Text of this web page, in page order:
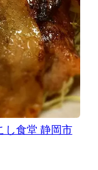
し食堂 静岡市